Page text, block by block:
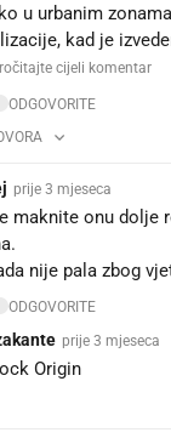
u urbanim
kad je
cijeli komentar
ODGOVORITE
prije 3 mjeseca
maknite onu dolje
nije pala zbog
ODGOVORITE
prije 3 mjeseca
Origin